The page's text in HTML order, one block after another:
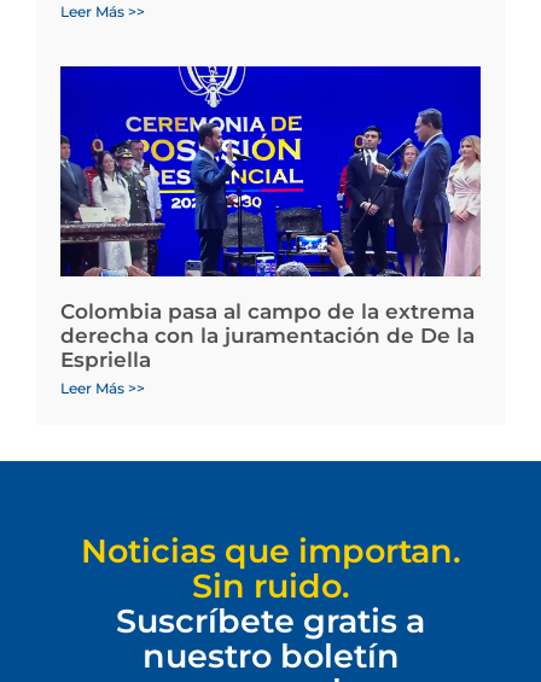
Leer Más >>
Colombia pasa al campo de la extrema
derecha con la juramentación de De la
Espriella
Leer Más >>
Noticias que importan.
Sin ruido.
Suscríbete gratis a
nuestro boletín